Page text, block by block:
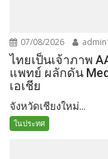
07/08/2026
ไทยเป็นเจ้าภาพ
แพทย์ ผลักดัน
เอเชีย
จังหวัดเชียงใหม่...
ในประทศ